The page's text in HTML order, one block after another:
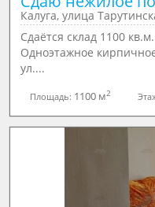
Калуга, улица
Сдаётся склад 1100
Одноэтажное
ул....
Площадь: 1100 м2